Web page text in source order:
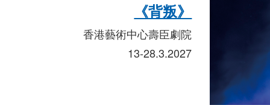
《背叛》
香港藝術中心壽臣劇院
13-28.3.2027